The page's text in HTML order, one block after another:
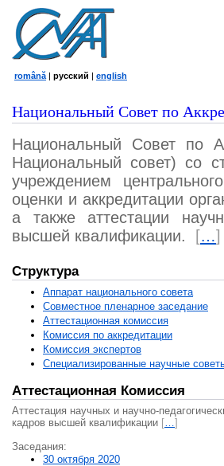
română | русский | english
Национальный Совет по
Национальный Совет по
Национальный совет) со
учреждением
оценки и аккредитации
а также аттестации
высшей квалификации.
[…]
Структура
Аппарат национального совета
Совместное пленарное заседание
Аттестационная комисcия
Комиссия по аккредитации
Комиссия экспертов
Специализированные научные
Аттестационная Комиссия
Аттестация научных и научно-
кадров высшей квалификации […]
Заседания:
30 октября 2020